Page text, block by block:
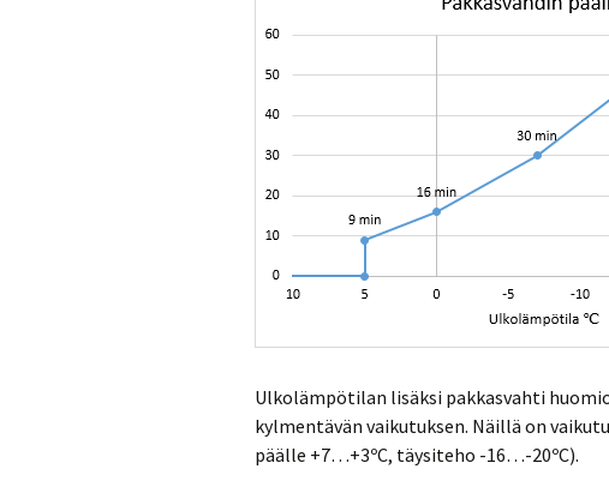
Ulkolämpötilan lisäksi pakkasvahti
kylmentävän vaikutuksen. Näillä on
päälle +7…+3ºC, täysiteho -16…-20ºC).